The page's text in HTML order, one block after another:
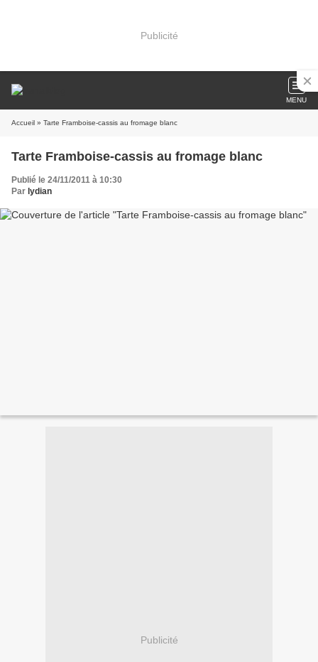
Publicité
MENU
Accueil » Tarte Framboise-cassis au fromage blanc
Tarte Framboise-cassis au fromage blanc
Publié le 24/11/2011 à 10:30
Par lydian
Publicité